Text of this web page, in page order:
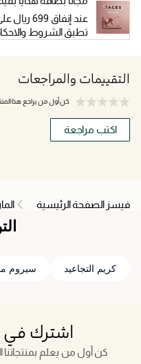
عند
تطبق الشروط
التقييمات والمراجعات
كن أول من يراجع هذا
اكتب مراجعة
فيسز الصفحة الرئيسية
كريم التجاعيد سيروم
اشترك في
كن أول من يعلم بمنتجاتنا